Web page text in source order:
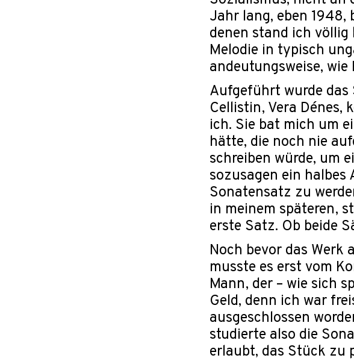
Jahr lang, eben
denen stand ich völlig
Melodie in typisch
andeutungsweise,
Aufgeführt wurde das
Cellistin, Vera Dénes,
ich. Sie bat mich um
hätte, die noch nie
schreiben würde, um
sozusagen ein halbes
Sonatensatz zu
in meinem späteren,
erste Satz. Ob beide
Noch bevor das
musste es erst vom
Mann, der – wie sich
Geld, denn ich war
ausgeschlossen
studierte also die
erlaubt, das Stück zu